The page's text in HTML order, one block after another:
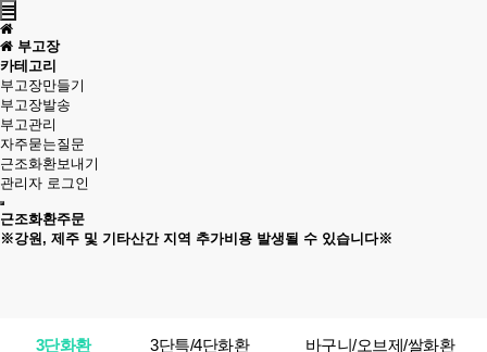
부고장
카테고리
부고장만들기
부고장발송
부고관리
자주묻는질문
근조화환보내기
관리자 로그인
근조화환주문
※강원, 제주 및 기타산간 지역 추가비용 발생될 수 있습니다※
3단화환 3단특/4단화환 바구니/오브제/쌀화환